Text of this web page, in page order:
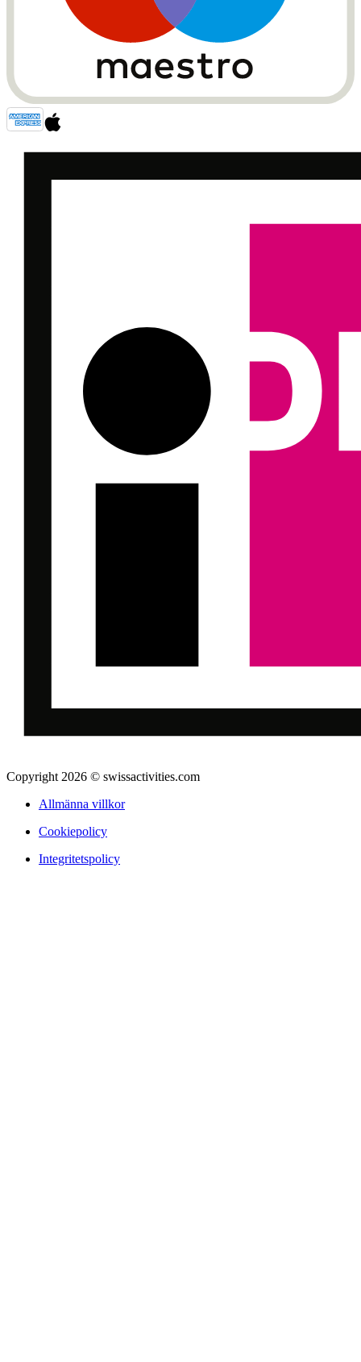
Copyright 2026 © swissactivities.com
Allmänna villkor
Cookiepolicy
Integritetspolicy